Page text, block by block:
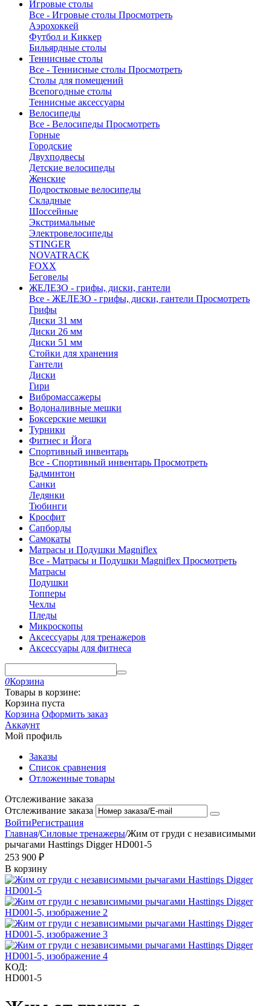
Игровые столы
Все - Игровые столы Просмотреть
Аэрохоккей
Футбол и Киккер
Бильярдные столы
Теннисные столы
Все - Теннисные столы Просмотреть
Столы для помещений
Всепогодные столы
Теннисные аксессуары
Велосипеды
Все - Велосипеды Просмотреть
Горные
Городские
Двухподвесы
Детские велосипеды
Женские
Подростковые велосипеды
Складные
Шоссейные
Экстримальные
Электровелосипеды
STINGER
NOVATRACK
FOXX
Беговелы
ЖЕЛЕЗО - грифы, диски, гантели
Все - ЖЕЛЕЗО - грифы, диски, гантели Просмотреть
Грифы
Диски 31 мм
Диски 26 мм
Диски 51 мм
Стойки для хранения
Гантели
Диски
Гири
Вибромассажеры
Водоналивные мешки
Боксерские мешки
Турники
Фитнес и Йога
Спортивный инвентарь
Все - Спортивный инвентарь Просмотреть
Бадминтон
Санки
Ледянки
Тюбинги
Кросфит
Сапборды
Самокаты
Матрасы и Подушки Magniflex
Все - Матрасы и Подушки Magniflex Просмотреть
Матрасы
Подушки
Топперы
Чехлы
Пледы
Микроскопы
Аксессуары для тренажеров
Аксессуары для фитнеса
0Корзина
Товары в корзине:
Корзина пуста
Корзина Оформить заказ
Аккаунт
Мой профиль
Заказы
Список сравнения
Отложенные товары
Отслеживание заказа
Отслеживание заказа
ВойтиРегистрация
Главная/Силовые тренажеры/Жим от груди с независимыми
рычагами Hasttings Digger HD001-5
253 900 ₽
В корзину
КОД:
HD001-5